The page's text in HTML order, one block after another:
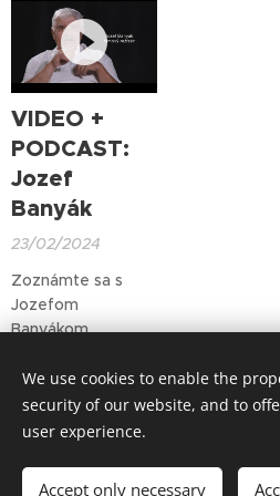
záležitosti Úradu
vlády Českej
republiky.
VIDEO +
PODCAST:
Jozef
Banyák
23/02/2024
Zoznámte sa s
Jozefom
Banyákom,
režisérom.
Older posts
© Art Society,
We use cookies to enable the
security of our website, and to
user experience.
Accept only necessary